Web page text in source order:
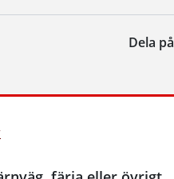
Dela på